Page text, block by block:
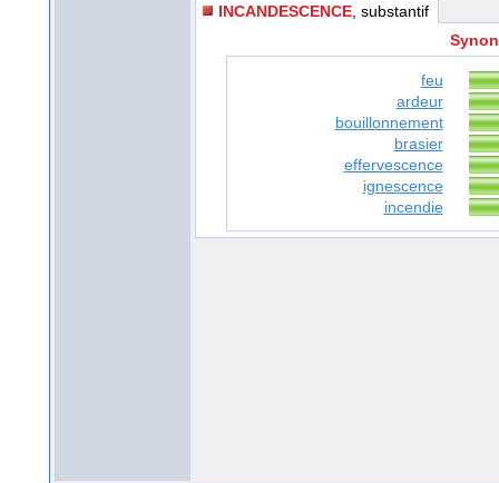
INCANDESCENCE , substantif
feu
ardeur
bouillonnement
brasier
effervescence
ignescence
incendie